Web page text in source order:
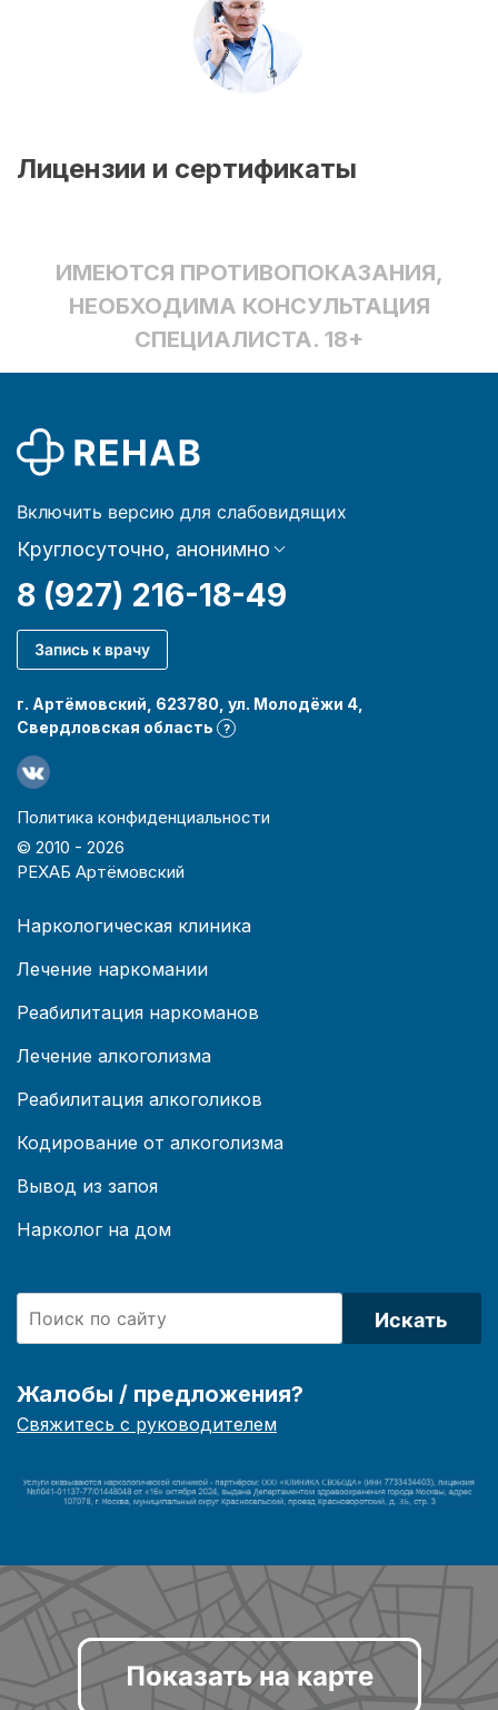
Лицензии и сертификаты
ИМЕЮТСЯ ПРОТИВОПОКАЗАНИЯ,
НЕОБХОДИМА КОНСУЛЬТАЦИЯ
СПЕЦИАЛИСТА. 18+
Включить версию для слабовидящих
Круглосуточно, анонимно
8 (927) 216-18-49
Запись к врачу
г. Артёмовский, 623780, ул. Молодёжи 4,
Свердловская область
?
Политика конфиденциальности
© 2010 - 2026
РЕХАБ Артёмовский
Наркологическая клиника
Лечение наркомании
Реабилитация наркоманов
Лечение алкоголизма
Реабилитация алкоголиков
Кодирование от алкоголизма
Вывод из запоя
Нарколог на дом
Искать
Жалобы / предложения?
Свяжитесь с руководителем
Показать на карте